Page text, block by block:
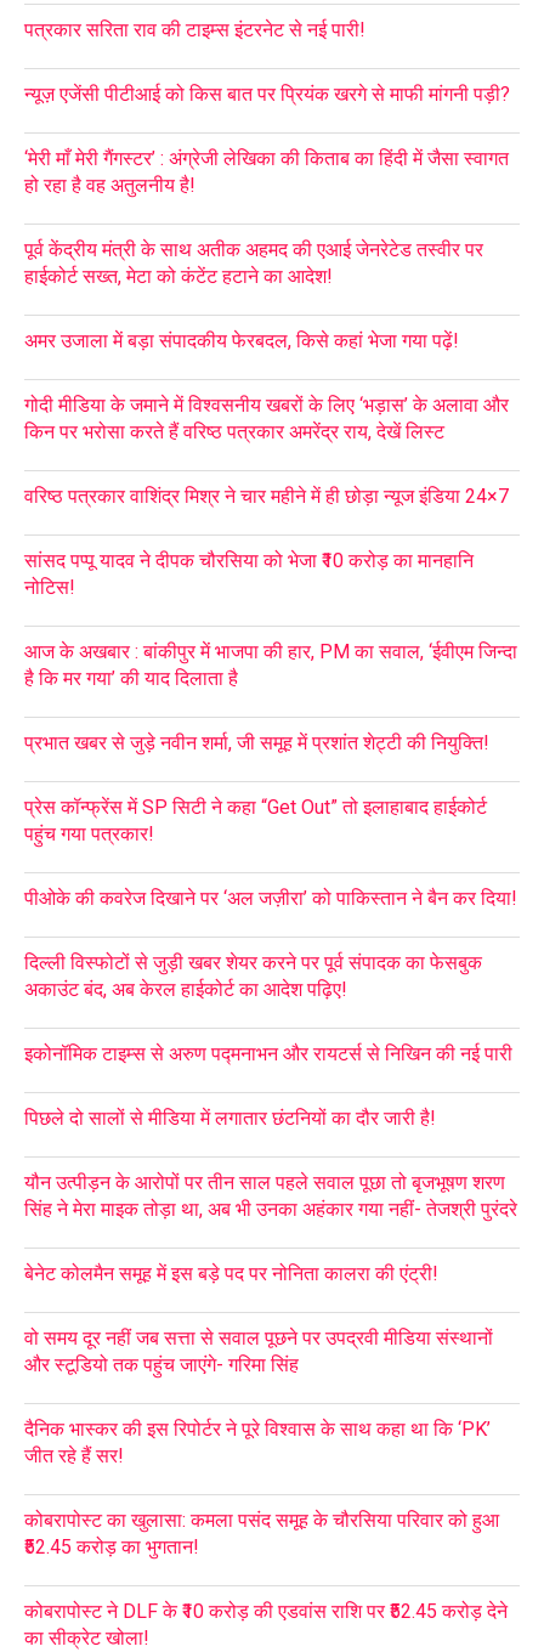
पत्रकार सरिता राव की टाइम्स इंटरनेट से नई पारी!
न्यूज़ एजेंसी पीटीआई को किस बात पर प्रियंक खरगे से माफी मांगनी पड़ी?
‘मेरी माँ मेरी गैंगस्टर’ : अंग्रेजी लेखिका की किताब का हिंदी में जैसा स्वागत
हो रहा है वह अतुलनीय है!
पूर्व केंद्रीय मंत्री के साथ अतीक अहमद की एआई जेनरेटेड तस्वीर पर
हाईकोर्ट सख्त, मेटा को कंटेंट हटाने का आदेश!
अमर उजाला में बड़ा संपादकीय फेरबदल, किसे कहां भेजा गया पढ़ें!
गोदी मीडिया के जमाने में विश्वसनीय खबरों के लिए ‘भड़ास’ के अलावा और
किन पर भरोसा करते हैं वरिष्ठ पत्रकार अमरेंद्र राय, देखें लिस्ट
वरिष्ठ पत्रकार वाशिंद्र मिश्र ने चार महीने में ही छोड़ा न्यूज इंडिया 24×7
सांसद पप्पू यादव ने दीपक चौरसिया को भेजा ₹10 करोड़ का मानहानि
नोटिस!
आज के अखबार : बांकीपुर में भाजपा की हार, PM का सवाल, ‘ईवीएम जिन्दा
है कि मर गया’ की याद दिलाता है
प्रभात खबर से जुड़े नवीन शर्मा, जी समूह में प्रशांत शेट्टी की नियुक्ति!
प्रेस कॉन्फ्रेंस में SP सिटी ने कहा “Get Out” तो इलाहाबाद हाईकोर्ट
पहुंच गया पत्रकार!
पीओके की कवरेज दिखाने पर ‘अल जज़ीरा’ को पाकिस्तान ने बैन कर दिया!
दिल्ली विस्फोटों से जुड़ी खबर शेयर करने पर पूर्व संपादक का फेसबुक
अकाउंट बंद, अब केरल हाईकोर्ट का आदेश पढ़िए!
इकोनॉमिक टाइम्स से अरुण पद्मनाभन और रायटर्स से निखिन की नई पारी
पिछले दो सालों से मीडिया में लगातार छंटनियों का दौर जारी है!
यौन उत्पीड़न के आरोपों पर तीन साल पहले सवाल पूछा तो बृजभूषण शरण
सिंह ने मेरा माइक तोड़ा था, अब भी उनका अहंकार गया नहीं- तेजश्री पुरंदरे
बेनेट कोलमैन समूह में इस बड़े पद पर नोनिता कालरा की एंट्री!
वो समय दूर नहीं जब सत्ता से सवाल पूछने पर उपद्रवी मीडिया संस्थानों
और स्टूडियो तक पहुंच जाएंगे- गरिमा सिंह
दैनिक भास्कर की इस रिपोर्टर ने पूरे विश्वास के साथ कहा था कि ‘PK’
जीत रहे हैं सर!
कोबरापोस्ट का खुलासा: कमला पसंद समूह के चौरसिया परिवार को हुआ
₹52.45 करोड़ का भुगतान!
कोबरापोस्ट ने DLF के ₹10 करोड़ की एडवांस राशि पर ₹52.45 करोड़ देने
का सीक्रेट खोला!